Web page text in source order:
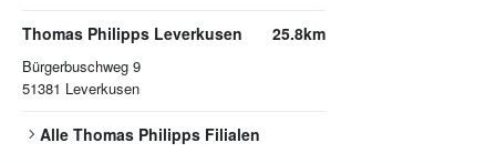
Thomas Philipps Leverkusen
Bürgerbuschweg 9
51381 Leverkusen
25.8km
Alle Thomas Philipps Filialen